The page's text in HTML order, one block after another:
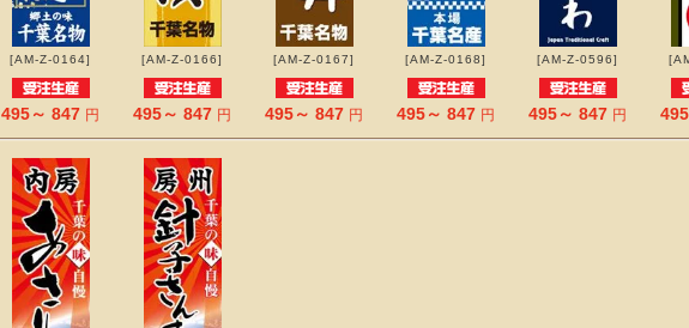
[AM-Z-0164]
495～ 847 円
[AM-Z-0166]
495～ 847 円
[AM-Z-0167]
495～ 847 円
[AM-Z-0168]
495～ 847 円
[AM-Z-0596]
495～ 847 円